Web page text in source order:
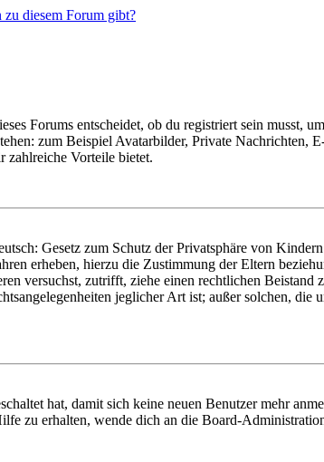
diesem Forum gibt?
Forums entscheidet, ob du registriert sein musst,
zum Beispiel Avatarbilder, Private Nachrichten,
zahlreiche Vorteile bietet.
Gesetz zum Schutz der Privatsphäre von
erheben, hierzu die Zustimmung der Eltern
versuchst, zutrifft, ziehe einen rechtlichen
jeglicher Art ist; außer solchen,
hat, damit sich keine neuen Benutzer mehr
zu erhalten, wende dich an die Board-